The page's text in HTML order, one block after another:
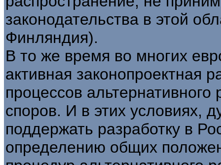
законодательства в этой
Финляндия).
В то же время во многих
активная законопроектная
процессов
споров. И в этих условиях,
поддержать разработку в
определению общих